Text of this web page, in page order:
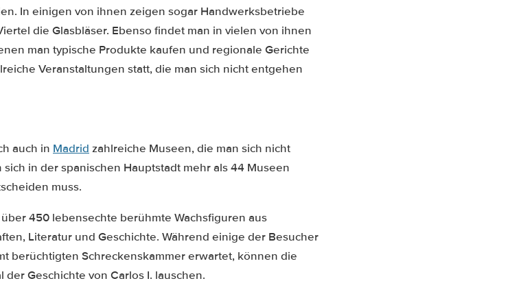
In einigen von ihnen zeigen sogar Handwerksbetriebe
die Glasbläser. Ebenso findet man in vielen von ihnen
man typische Produkte kaufen und regionale Gerichte
Veranstaltungen statt, die man sich nicht entgehen
auch in Madrid zahlreiche Museen, die man sich nicht
in der spanischen Hauptstadt mehr als 44 Museen
muss.
450 lebensechte berühmte Wachsfiguren aus
Literatur und Geschichte. Während einige der Besucher
berüchtigten Schreckenskammer erwartet, können die
Geschichte von Carlos I. lauschen.